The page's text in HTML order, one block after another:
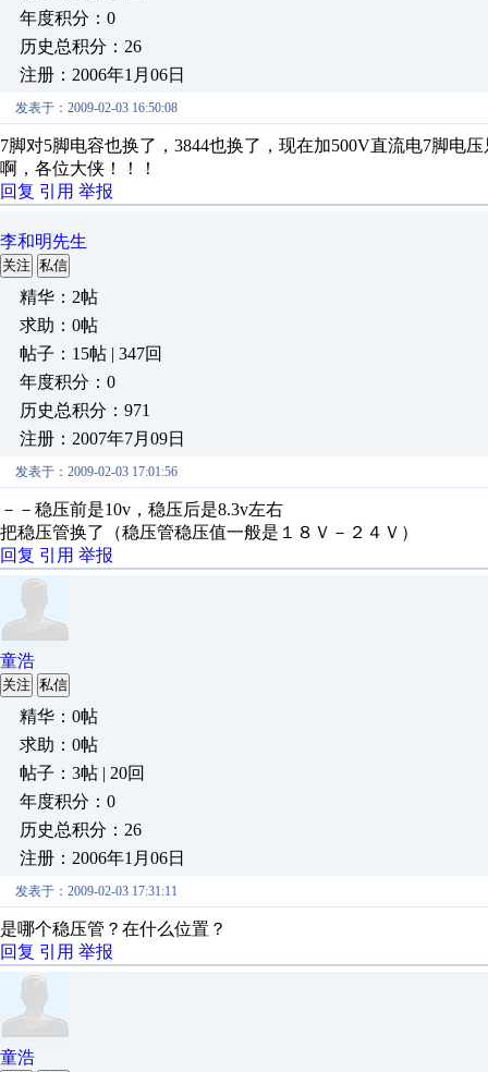
年度积分：0
历史总积分：26
注册：2006年1月06日
发表于：2009-02-03 16:50:08
7脚对5脚电容也换了，3844也换了，现在加500V直流电7脚电
啊，各位大侠！！！
回复 引用 举报
李和明先生
关注 私信
精华：2帖
求助：0帖
帖子：15帖 | 347回
年度积分：0
历史总积分：971
注册：2007年7月09日
发表于：2009-02-03 17:01:56
－－稳压前是10v，稳压后是8.3v左右
把稳压管换了（稳压管稳压值一般是１８Ｖ－２４Ｖ）
回复 引用 举报
童浩
关注 私信
精华：0帖
求助：0帖
帖子：3帖 | 20回
年度积分：0
历史总积分：26
注册：2006年1月06日
发表于：2009-02-03 17:31:11
是哪个稳压管？在什么位置？
回复 引用 举报
童浩